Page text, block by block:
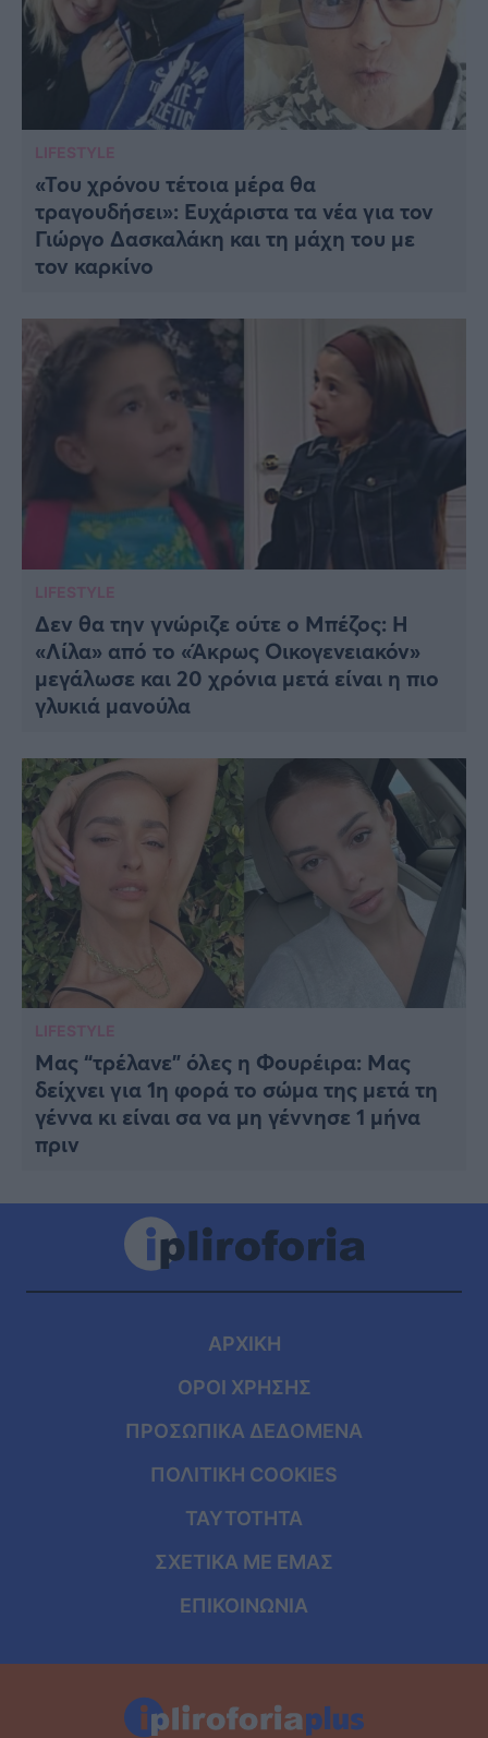
LIFESTYLE
«Του χρόνου τέτοια μέρα θα
τραγουδήσει»: Ευχάριστα τα νέα για τον
Γιώργο Δασκαλάκη και τη μάχη του με
τον καρκίνο
LIFESTYLE
Δεν θα την γνώριζε ούτε ο Μπέζος: Η
«Λίλα» από το «Άκρως Οικογενειακόν»
μεγάλωσε και 20 χρόνια μετά είναι η πιο
γλυκιά μανούλα
LIFESTYLE
Μας “τρέλανε” όλες η Φουρέιρα: Μας
δείχνει για 1η φορά το σώμα της μετά τη
γέννα κι είναι σα να μη γέννησε 1 μήνα
πριν
ΑΡΧΙΚΗ
ΟΡΟΙ ΧΡΗΣΗΣ
ΠΡΟΣΩΠΙΚΑ ΔΕΔΟΜΕΝΑ
ΠΟΛΙΤΙΚΗ COOKIES
ΤΑΥΤΟΤΗΤΑ
ΣΧΕΤΙΚΑ ΜΕ ΕΜΑΣ
ΕΠΙΚΟΙΝΩΝΙΑ